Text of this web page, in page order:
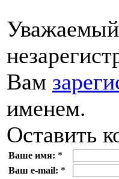
Вам
именем.
Оставить
Ваше имя: *
Ваш e-mail: *